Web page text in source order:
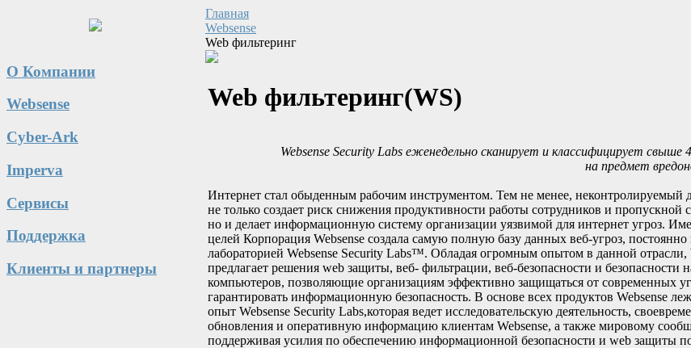
О Компании
Websense
Cyber-Ark
Imperva
Сервисы
Поддержка
Клиенты и партнеры
Главная
Websense
Web фильтеринг
Web фильтеринг(WS)
Websense Security Labs еженедельно сканирует и классифицирует свыше
на предмет
Интернет стал обыденным рабочим инструментом. Тем не менее, неконтролируемый
не только создает риск снижения продуктивности работы сотрудников и пропускной
но и делает информационную систему организации уязвимой для интернет угроз.
целей Корпорация Websense создала самую полную базу данных веб-угроз,
лабораторией Websense Security Labs™. Обладая огромным опытом в данной отрасли,
предлагает решения web защиты, веб- фильтрации, веб-безопасности и безопасности
компьютеров, позволяющие организациям эффективно защищаться от современных
гарантировать информационную безопасность. В основе всех продуктов Websense
опыт Websense Security Labs,которая ведет исследовательскую деятельность,
обновления и оперативную информацию клиентам Websense, а также мировому
поддерживая усилия по обеспечению информационной безопасности и web защиты